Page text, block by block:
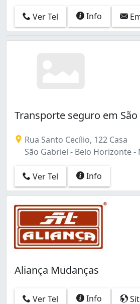
Ver Tel Info
Transporte seguro em
Rua Santo Cecílio, 122 Casa
São Gabriel - Belo Horizonte -
Ver Tel Info
Aliança Mudanças
Ver Tel Info